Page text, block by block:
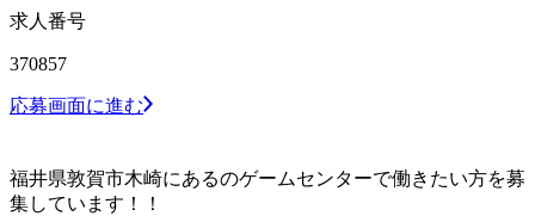
求人番号
370857
応募画面に進む
福井県敦賀市木崎にあるのゲームセンターで働きたい方を募
集しています！！